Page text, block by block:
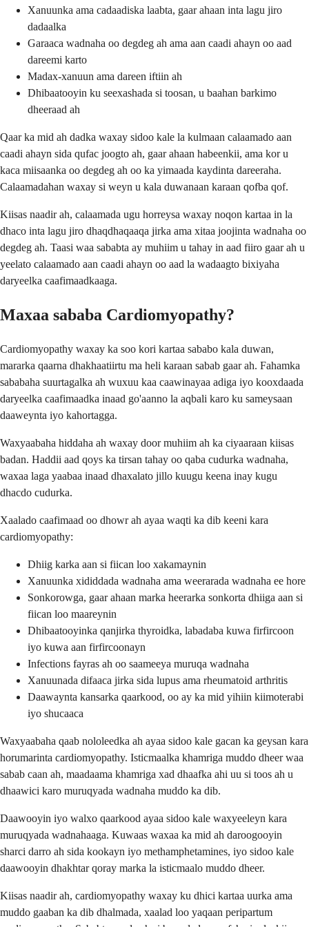
Xanuunka ama cadaadiska laabta, gaar ahaan inta lagu jiro
dadaalka
Garaaca wadnaha oo degdeg ah ama aan caadi ahayn oo aad
dareemi karto
Madax-xanuun ama dareen iftiin ah
Dhibaatooyin ku seexashada si toosan, u baahan barkimo
dheeraad ah
Qaar ka mid ah dadka waxay sidoo kale la kulmaan calaamado aan
caadi ahayn sida qufac joogto ah, gaar ahaan habeenkii, ama kor u
kaca miisaanka oo degdeg ah oo ka yimaada kaydinta dareeraha.
Calaamadahan waxay si weyn u kala duwanaan karaan qofba qof.
Kiisas naadir ah, calaamada ugu horreysa waxay noqon kartaa in la
dhaco inta lagu jiro dhaqdhaqaaqa jirka ama xitaa joojinta wadnaha oo
degdeg ah. Taasi waa sababta ay muhiim u tahay in aad fiiro gaar ah u
yeelato calaamado aan caadi ahayn oo aad la wadaagto bixiyaha
daryeelka caafimaadkaaga.
Maxaa sababa Cardiomyopathy?
Cardiomyopathy waxay ka soo kori kartaa sababo kala duwan,
mararka qaarna dhakhaatiirtu ma heli karaan sabab gaar ah. Fahamka
sababaha suurtagalka ah wuxuu kaa caawinayaa adiga iyo kooxdaada
daryeelka caafimaadka inaad go'aanno la aqbali karo ku sameysaan
daaweynta iyo kahortagga.
Waxyaabaha hiddaha ah waxay door muhiim ah ka ciyaaraan kiisas
badan. Haddii aad qoys ka tirsan tahay oo qaba cudurka wadnaha,
waxaa laga yaabaa inaad dhaxalato jillo kuugu keena inay kugu
dhacdo cudurka.
Xaalado caafimaad oo dhowr ah ayaa waqti ka dib keeni kara
cardiomyopathy:
Dhiig karka aan si fiican loo xakamaynin
Xanuunka xididdada wadnaha ama weerarada wadnaha ee hore
Sonkorowga, gaar ahaan marka heerarka sonkorta dhiiga aan si
fiican loo maareynin
Dhibaatooyinka qanjirka thyroidka, labadaba kuwa firfircoon
iyo kuwa aan firfircoonayn
Infections fayras ah oo saameeya muruqa wadnaha
Xanuunada difaaca jirka sida lupus ama rheumatoid arthritis
Daawaynta kansarka qaarkood, oo ay ka mid yihiin kiimoterabi
iyo shucaaca
Waxyaabaha qaab nololeedka ah ayaa sidoo kale gacan ka geysan kara
horumarinta cardiomyopathy. Isticmaalka khamriga muddo dheer waa
sabab caan ah, maadaama khamriga xad dhaafka ahi uu si toos ah u
dhaawici karo muruqyada wadnaha muddo ka dib.
Daawooyin iyo walxo qaarkood ayaa sidoo kale waxyeeleyn kara
muruqyada wadnahaaga. Kuwaas waxaa ka mid ah daroogooyin
sharci darro ah sida kookayn iyo methamphetamines, iyo sidoo kale
daawooyin dhakhtar qoray marka la isticmaalo muddo dheer.
Kiisas naadir ah, cardiomyopathy waxay ku dhici kartaa uurka ama
muddo gaaban ka dib dhalmada, xaalad loo yaqaan peripartum